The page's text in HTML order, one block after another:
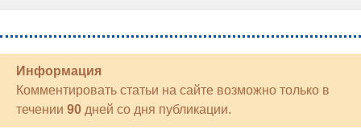
Информация
Комментировать статьи на сайте возможно только в
течении 90 дней со дня публикации.